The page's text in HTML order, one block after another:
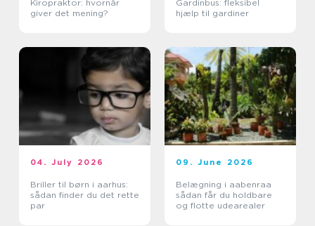
Kiropraktor: hvornår
giver det mening?
Gardinbus: fleksibel
hjælp til gardiner
04. July 2026
Briller til børn i aarhus:
sådan finder du det rette
par
09. June 2026
Belægning i aabenraa
sådan får du holdbare
og flotte udearealer